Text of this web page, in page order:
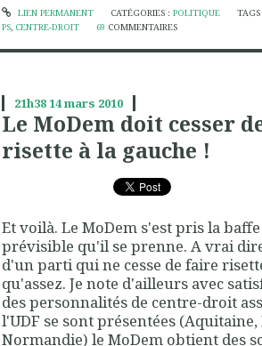
LIEN PERMANENT CATÉGORIES : POLITIQUE
PS, CENTRE-DROIT 69 COMMENTAIRES
21h3814mars 2010
Le MoDem doit cesser
risette à la gauche !
Et voilà. Le MoDem s'est pris la
prévisible qu'il se prenne. A vrai
d'un parti qui ne cesse de faire
qu'assez. Je note d'ailleurs avec
des personnalités de centre-droit
l'UDF se sont présentées (Aquitaine,
Normandie) le MoDem obtient des